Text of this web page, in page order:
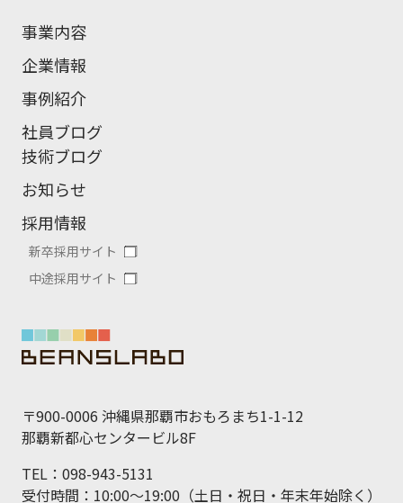
事業内容
企業情報
事例紹介
社員ブログ
技術ブログ
お知らせ
採用情報
新卒採用サイト
中途採用サイト
〒900-0006 沖縄県那覇市おもろまち1-1-12
那覇新都心センタービル8F
TEL：098-943-5131
受付時間：10:00～19:00（土日・祝日・年末年始除く）